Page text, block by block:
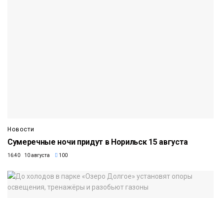
Новости
Сумеречные ночи придут в Норильск 15 августа
16:40 10 августа 100